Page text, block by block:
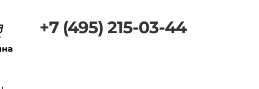
+7 (495) 215-03-44